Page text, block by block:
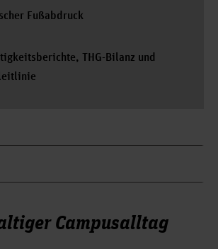
Fußabdruck
THG-Bilanz und
Campusalltag